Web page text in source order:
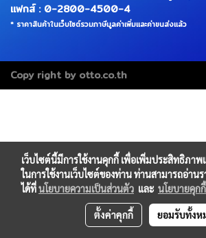
แฟกส์ : 0-2800-4500-4
* ราคาสินค้าในเว็บไซต์รวมภาษีมูลค่าเพิ่มและค่าขนส่งแล้ว
Copy right by otto.co.th
เว็บไซต์นี้มีการใช้งานคุกกี้ เพื่อเพิ่มประสิทธิภา
ในการใช้งานเว็บไซต์ของท่าน ท่านสามารถอ่าน
ได้ที่นโยบายความเป็นส่วนตัว และ นโยบายคุกกี้
ตั้งค่าคุกกี้ ยอมรับทั้งห